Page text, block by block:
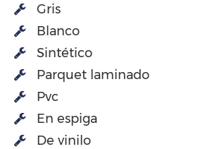
Gris
Blanco
Sintético
Parquet laminado
Pvc
En espiga
De vinilo